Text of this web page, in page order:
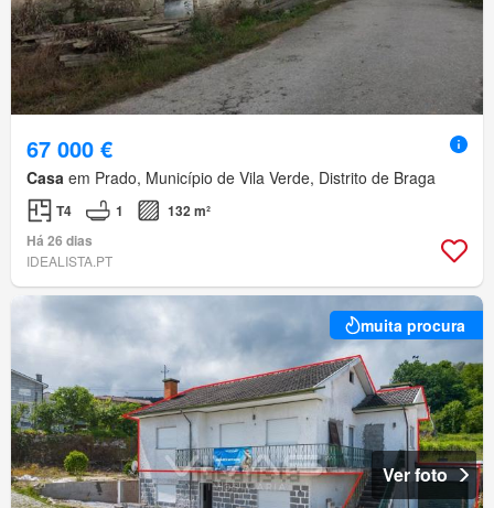
67 000 €
Casa em Prado, Município de Vila Verde, Distrito de Braga
T4 1
132 m²
Há 26 dias
IDEALISTA.PT
muita procura
Ver foto